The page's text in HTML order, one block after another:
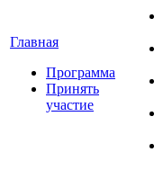
Главная
Программа
Принять
участие